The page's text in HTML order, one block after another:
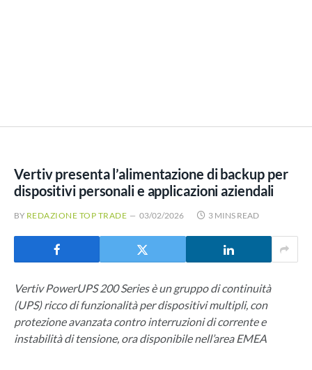
Vertiv presenta l’alimentazione di backup per
dispositivi personali e applicazioni aziendali
BY REDAZIONE TOP TRADE 03/02/2026 3 MINS READ
Vertiv PowerUPS 200 Series è un gruppo di continuità
(UPS) ricco di funzionalità per dispositivi multipli, con
protezione avanzata contro interruzioni di corrente e
instabilità di tensione, ora disponibile nell’area EMEA